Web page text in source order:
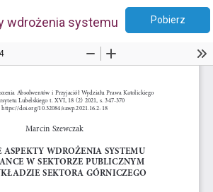
artykułu
wdrożenia systemu Compliance w
Pobierz